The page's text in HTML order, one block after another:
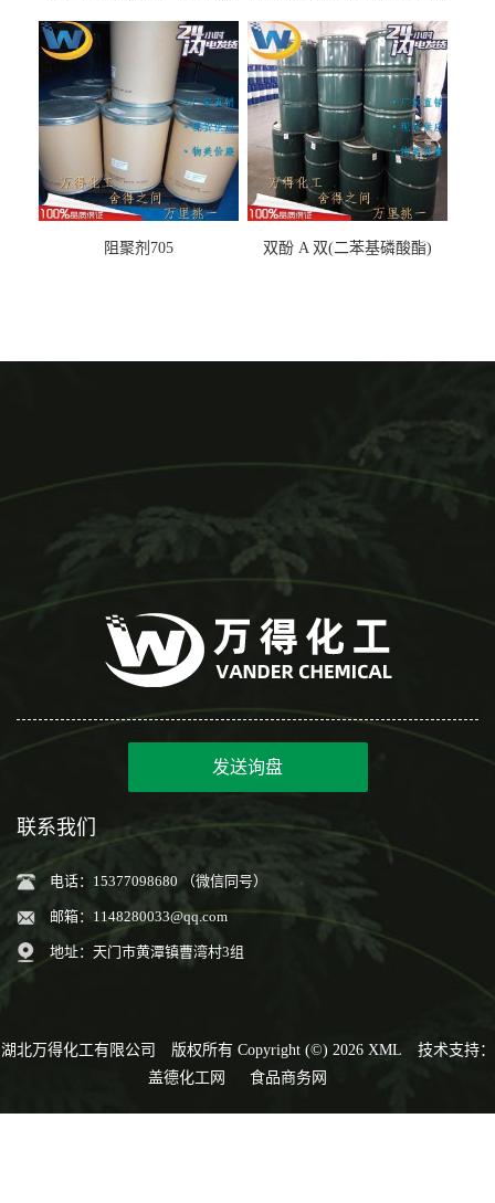
阻聚剂705 双酚 A 双(二苯基磷酸酯)
发送询盘
联系我们
电话：15377098680 （微信同号）
邮箱： 1148280033@qq.com
地址：天门市黄潭镇曹湾村3组
湖北万得化工有限公司 版权所有 Copyright (©) 2026 XML
技术支持：
盖德化工网
食品商务网